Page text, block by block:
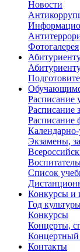
Новости
Фотогалерея
Расписание
Расписание
Расписание
Экзамены,
Список
Конкурсы и
Год
Конкурсы
Концерты,
Концертный
Контакты